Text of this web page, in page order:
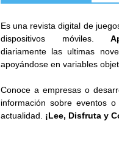
Es una revista digital de
dispositivos móviles.
diariamente las ultimas
apoyándose en variables
Conoce a empresas o
información sobre eventos
actualidad. ¡Lee, Disfruta y